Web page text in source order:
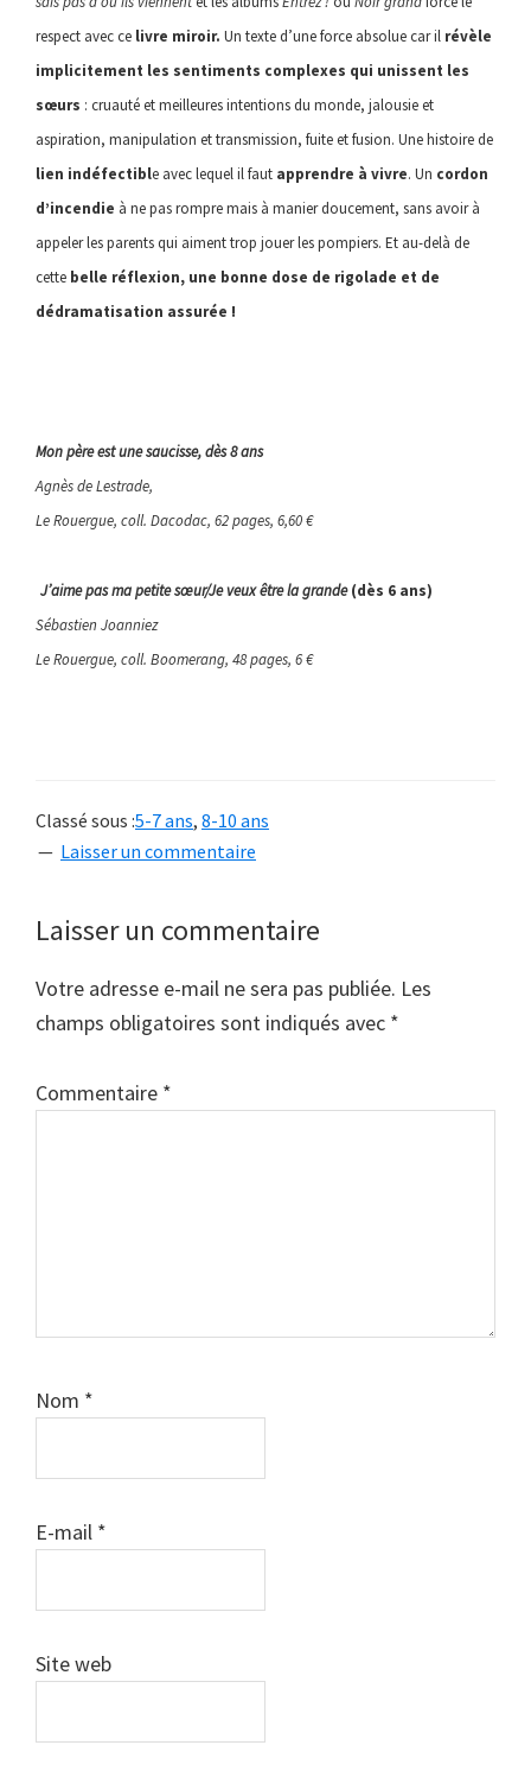
respect avec ce livre miroir. Un texte d’une force absolue car il révèle
implicitement les sentiments complexes qui unissent les
sœurs : cruauté et meilleures intentions du monde, jalousie et
aspiration, manipulation et transmission, fuite et fusion. Une histoire de
lien indéfectible avec lequel il faut apprendre à vivre. Un cordon
d’incendie à ne pas rompre mais à manier doucement, sans avoir à
appeler les parents qui aiment trop jouer les pompiers. Et au-delà de
cette belle réflexion, une bonne dose de rigolade et de
dédramatisation assurée !
Mon père est une saucisse, dès 8 ans
Agnès de Lestrade,
Le Rouergue, coll. Dacodac, 62 pages, 6,60 €
J’aime pas ma petite sœur/Je veux être la grande(dès 6 ans)
Sébastien Joanniez
Le Rouergue, coll. Boomerang, 48 pages, 6 €
Classé sous :5-7 ans, 8-10 ans
Laisser un commentaire
Interactions
lecteur
Laisser un commentaire
Votre adresse e-mail ne sera pas publiée. Les
champs obligatoires sont indiqués avec *
Commentaire *
Nom *
E-mail *
Site web